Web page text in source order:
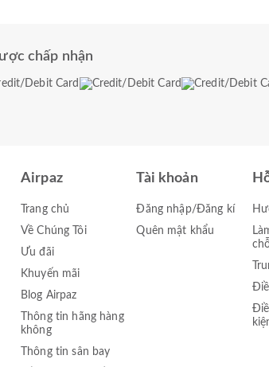
chấp nhận
Airpaz
Trang chủ
Về Chúng Tôi
Ưu đãi
Khuyến mãi
Blog Airpaz
Thông tin hãng hàng
không
Thông tin sân bay
Tài khoản
Đăng nhập/Đăng kí
Quên mật khẩu